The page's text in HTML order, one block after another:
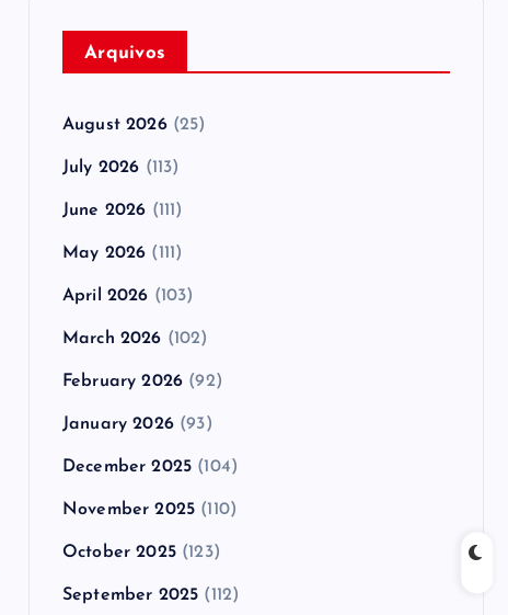
Arquivos
August 2026(25)
July 2026 (113)
June 2026 (111)
May 2026 (111)
April 2026 (103)
March 2026 (102)
February 2026 (92)
January 2026(93)
December 2025 (104)
November 2025 (110)
October 2025(123)
September 2025 (112)